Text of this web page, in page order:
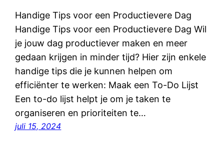
Handige Tips voor een Productievere Dag
Handige Tips voor een Productievere Dag Wil
je jouw dag productiever maken en meer
gedaan krijgen in minder tijd? Hier zijn enkele
handige tips die je kunnen helpen om
efficiënter te werken: Maak een To-Do Lijst
Een to-do lijst helpt je om je taken te
organiseren en prioriteiten te…
juli 15, 2024